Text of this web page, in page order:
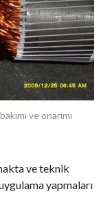
ve onarımı
ve teknik
yapmaları